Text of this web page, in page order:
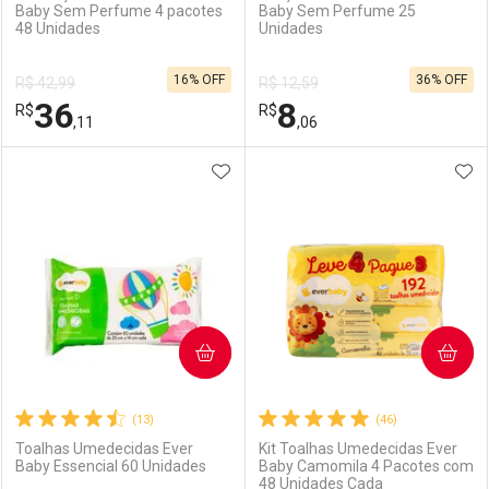
Baby Sem Perfume 4 pacotes
48 Unidades
R$ 42,99
R$36,11
16% OFF
Baby Sem Perfume 25
Unidades
R$ 12,59
R$8,06
36% OFF
Laboratório
Por Menos
(13)
Toalhas Umedecidas Ever
Baby Essencial 60 Unidades
ADICIONAR AOS FAVORITOS
COMPRAR
(46)
Kit Toalhas Umedecidas Ever
Baby Camomila 4 Pacotes com
48 Unidades Cada
COMPRAR